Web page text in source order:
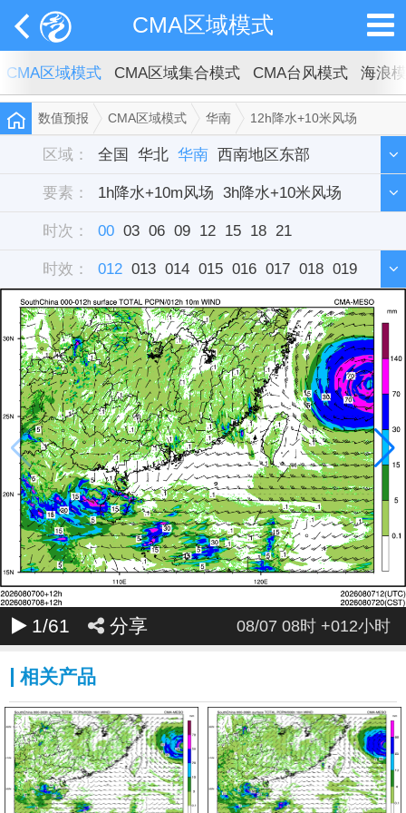
CMA区域模式
CMA区域模式 CMA区域集合模式 CMA台风模式 海浪
数值预报 CMA区域模式 华南 12h降水+10米风场
区域： 全国 华北 华南 西南地区东部
西北地区东部 东北 华中 西藏 新疆
华东 单站
要素： 1h降水+10m风场 3h降水+10米风场
6h降水+10米风场 12h降水+10米风场
雷达组合反射率
时次： 00 03 06 09 12 15 18 21
时效： 012 013 014 015 016 017 018 019
020 021 022 023 024 025 026 027
028 029 030 031 032 033 034 035
036 037 038 039 040 041 042 043
044 045 046 047 048 049 050 051
052 053 054 055 056 057 058 059
060 061 062 063 064 065 066 067
068 069 070 071 072
1/61 分享 08/07 08时 +012小时
相关产品